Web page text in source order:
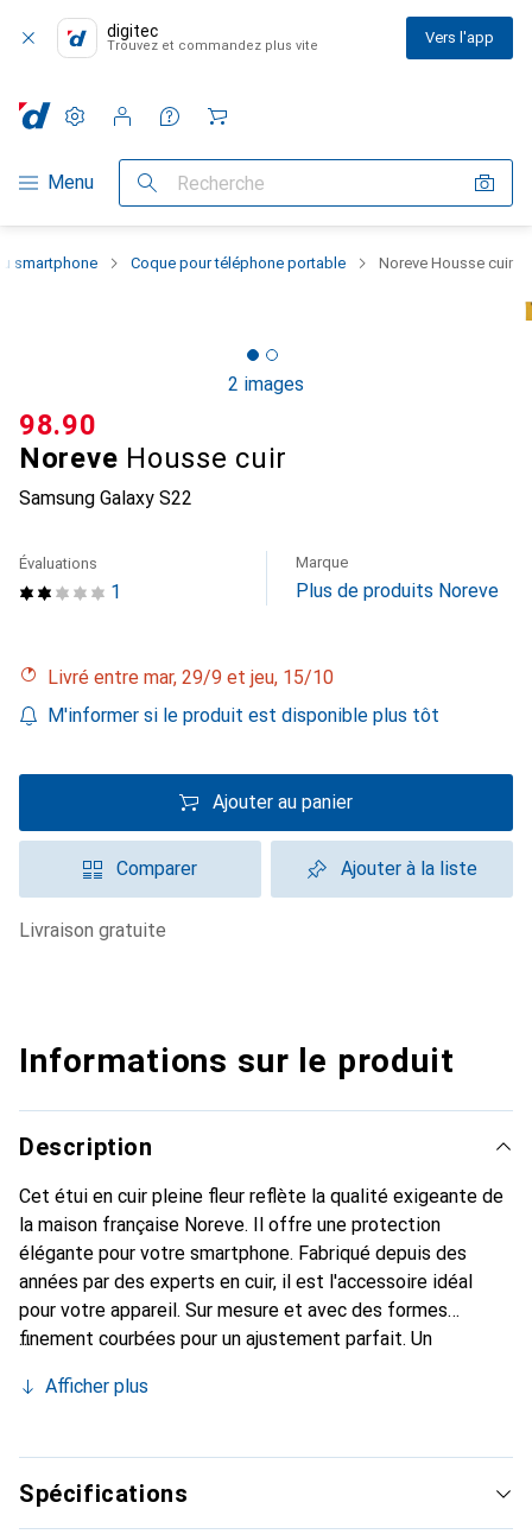
digitec
Trouvez et commandez plus vite Vers l'app
Navigation par catégorie
Menu Recherche
Paramètres
Compte client
Listes de comparaison
Listes d'envies
Panier
smartphone Coque pour téléphone portable Noreve Housse cuir
2 images
Noreve Housse cuir
Samsung Galaxy S22
CHF
98.90
1
Évaluations Marque
Plus de produits Noreve
Livré entre mar, 29/9 et jeu, 15/10
M'informer si le produit est disponible plus tôt
Ajouter au panier
Comparer Ajouter à la liste
livraison gratuite
Informations sur le produit
Description
Cet étui en cuir pleine fleur reflète la qualité exigeante de
la maison française Noreve. Il offre une protection
élégante pour votre smartphone. Fabriqué depuis des
années par des experts en cuir, il est l'accessoire idéal
pour votre appareil. Sur mesure et avec des formes
finement courbées pour un ajustement parfait. Un
smartphone. La marque Noreve est reconnue
constitue toujours un bon choix pour le client exigeant.
Afficher plus
Spécifications